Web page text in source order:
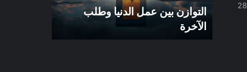
التوازن بين عمل الدنيا وطلب
الآخرة
28